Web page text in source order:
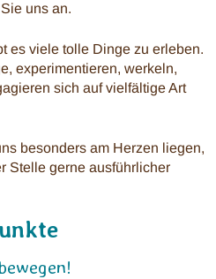
uns an.
es viele tolle Dinge zu erleben.
experimentieren, werkeln,
sich auf vielfältige Art
besonders am Herzen liegen,
Stelle gerne ausführlicher